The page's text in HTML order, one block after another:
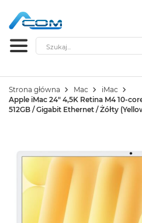
Szukaj
Strona główna Mac
iMac
Apple iMac 24" 4,5K Retina M4 10-
512GB / Gigabit Ethernet / Żółty